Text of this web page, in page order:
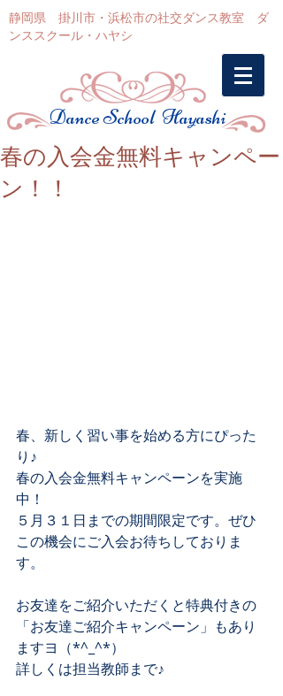
静岡県 掛川市・浜松市の社交ダンス教室 ダ
ンススクール・ハヤシ
Dance School Hayashi
春の入会金無料キャンペー
ン！！
春、新しく習い事を始める方にぴった
り♪
春の入会金無料キャンペーンを実施
中！
５月３１日までの期間限定です。ぜひ
この機会にご入会お待ちしておりま
す。
お友達をご紹介いただくと特典付きの
「お友達ご紹介キャンペーン」もあり
ますヨ（*^_^*）
詳しくは担当教師まで♪